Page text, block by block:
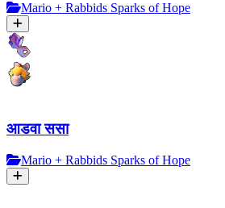
Mario + Rabbids Sparks of Hope
आडवा ससा
Mario + Rabbids Sparks of Hope